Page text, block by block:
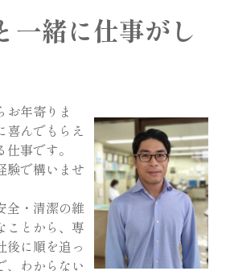
一緒に仕事がし
お年寄りま
喜んでもらえ
事です。
験で構いませ
全・清潔の維
ことから、専
後に順を追っ
、わからない